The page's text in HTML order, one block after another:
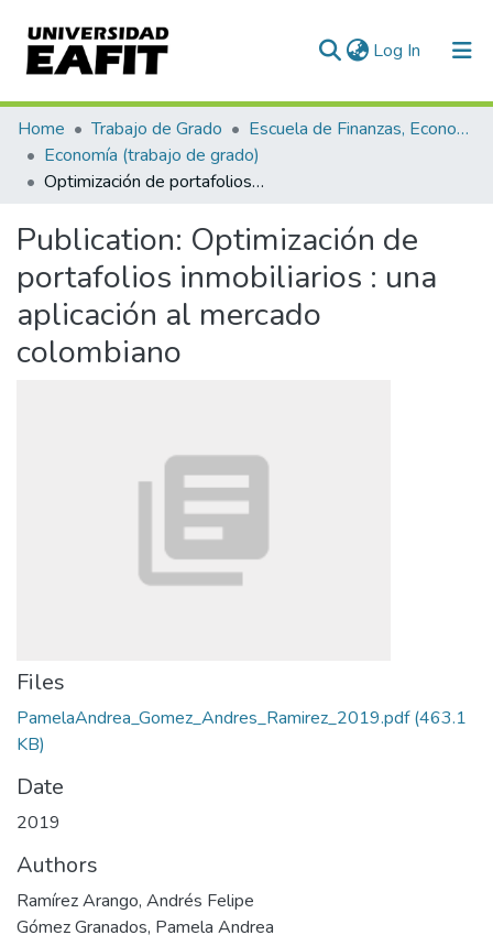
Log In (current)
Communities & Collections
All of DSpace
Home Trabajo de Grado
Escuela de Finanzas, Economía y Gobierno
Economía (trabajo de grado)
Optimización de portafolios inmobiliarios : una aplicación al mercado colombiano
Publication: Optimización de
portafolios inmobiliarios : una
aplicación al mercado
colombiano
Files
PamelaAndrea_Gomez_Andres_Ramirez_2019.pdf(463.1
KB)
Date
2019
Authors
Ramírez Arango, Andrés Felipe
Gómez Granados, Pamela Andrea